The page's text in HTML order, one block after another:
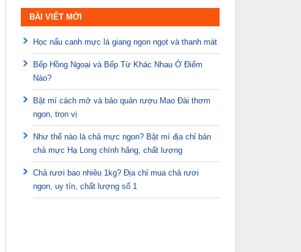
BÀI VIẾT MỚI
Học nấu canh mực lá giang ngon ngọt và thanh mát
Bếp Hồng Ngoại và Bếp Từ Khác Nhau Ở Điểm
Nào?
Bật mí cách mở và bảo quản rượu Mao Đài thơm
ngon, trọn vị
Như thế nào là chả mực ngon? Bật mí địa chỉ bán
chả mực Hạ Long chính hãng, chất lượng
Chả rươi bao nhiêu 1kg? Địa chỉ mua chả rươi
ngon, uy tín, chất lượng số 1